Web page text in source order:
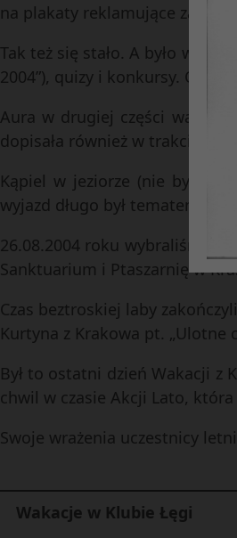
na plakaty reklamujące
Tak też się stało. A było w
2004”), quizy i konkursy.
Aura w drugiej części
dopisała również w trakcie
Kąpiel w jeziorze (nie było
wyjazd długo był tematem
26.08.2004 roku wybraliśmy
Sanktuarium i Ptaszarnię w
Czas beztroskiej laby
Kurtyna z Krakowa pt. „Ulotne
Był to ostatni dzień Wakacji z
chwil w czasie Akcji Lato,
Swoje wrażenia uczestnicy
Wakacje w Klubie Łęgi